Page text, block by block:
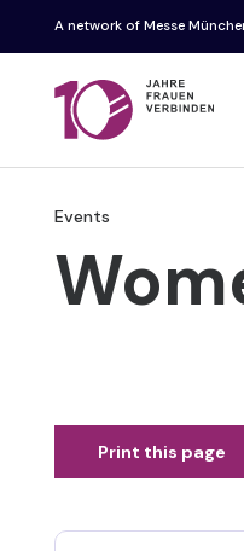
A network of Messe
Events
Print this page